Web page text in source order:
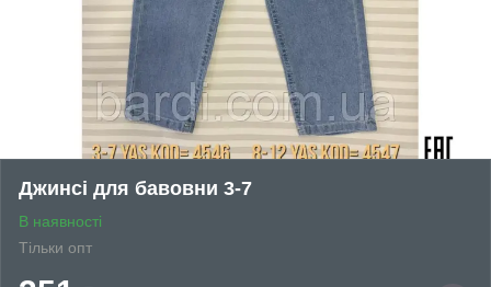
Джинсі для бавовни 3-7
В наявності
Тільки опт